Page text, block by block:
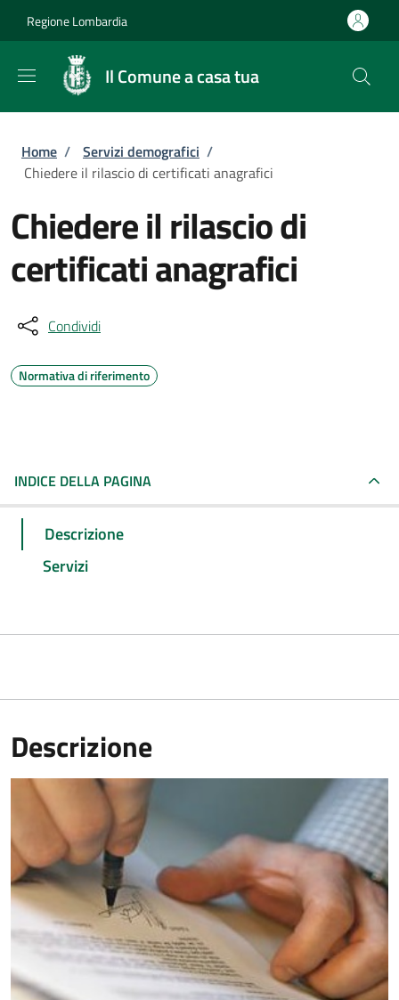
Regione Lombardia
Il Comune a casa tua
Briciole di pane
Home / Servizi demografici /
Chiedere il rilascio di certificati anagrafici
Chiedere il rilascio di
certificati anagrafici
Condividi
Normativa di riferimento
INDICE DELLA PAGINA
Descrizione
Servizi
Descrizione